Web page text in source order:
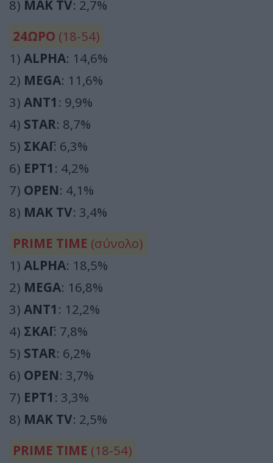
8) ΜΑΚ TV: 2,7%
24ΩΡΟ (18-54)
1) ALPHA: 14,6%
2) MEGA: 11,6%
3) ΑΝΤ1 : 9,9%
4) STAR: 8,7%
5) ΣΚΑΪ: 6,3%
6) ΕΡΤ1 : 4,2%
7) OPEN: 4,1%
8) ΜΑΚ TV: 3,4%
PRIME TIME (σύνολο)
1) ALPHA: 18,5%
2) MEGA: 16,8%
3) ΑΝΤ1 : 12,2%
4) ΣΚΑΪ: 7,8%
5) STAR: 6,2%
6) OPEN: 3,7%
7) ΕΡΤ1 : 3,3%
8) ΜΑΚ TV: 2,5%
PRIME TIME (18-54)